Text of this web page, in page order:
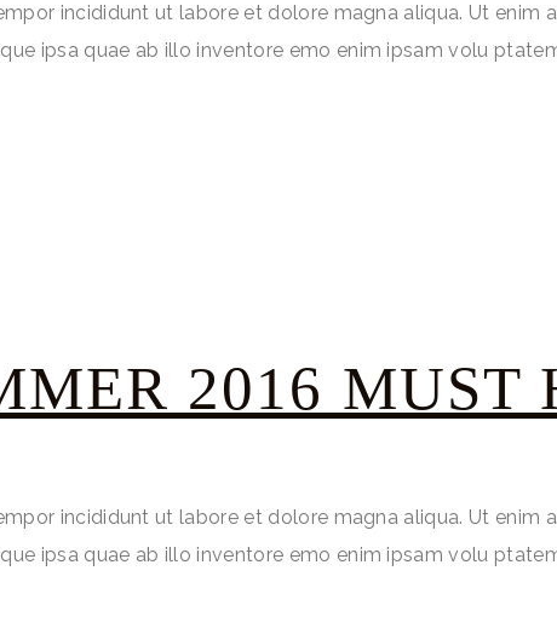
incididunt ut labore et dolore magna aliqua. Ut enim
ipsa quae ab illo inventore emo enim ipsam volu
2016 MUST
incididunt ut labore et dolore magna aliqua. Ut enim
ipsa quae ab illo inventore emo enim ipsam volu